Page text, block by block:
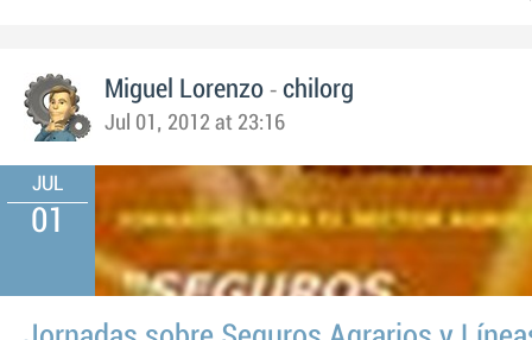
Miguel Lorenzo - chilorg
Jul 01, 2012 at 23:16
JUL
01